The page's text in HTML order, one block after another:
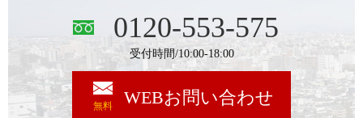
0120-553-575
受付時間/10:00-18:00
無料 WEBお問い合わせ